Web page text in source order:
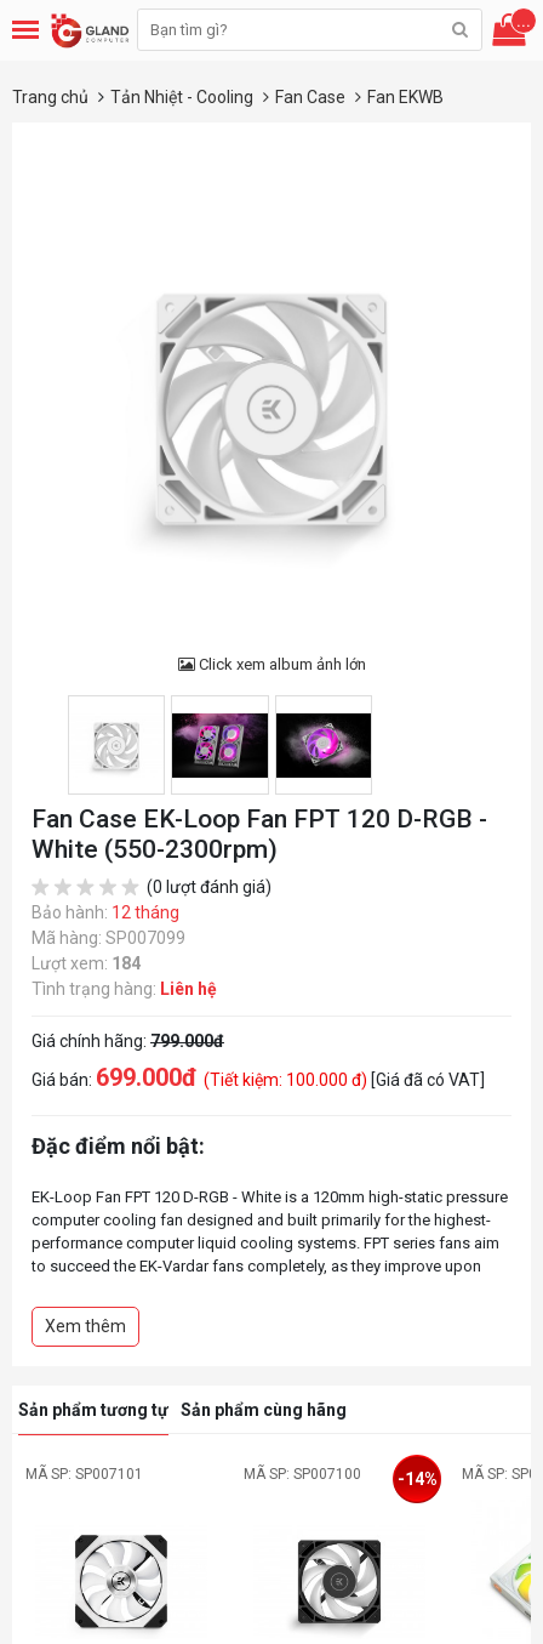
...
Trang chủ Tản Nhiệt - Cooling Fan Case Fan EKWB
Click xem album ảnh lớn
Fan Case EK-Loop Fan FPT 120 D-RGB -
White (550-2300rpm)
(0 lượt đánh giá)
Bảo hành: 12 tháng
Mã hàng: SP007099
Lượt xem: 184
Tình trạng hàng: Liên hệ
Giá chính hãng: 799.000đ
Giá bán: 699.000đ (Tiết kiệm: 100.000 đ) [Giá đã có VAT]
Đặc điểm nổi bật:
EK-Loop Fan FPT 120 D-RGB - White is a 120mm high-static pressure
computer cooling fan designed and built primarily for the highest-
performance computer liquid cooling systems. FPT series fans aim
to succeed the EK-Vardar fans completely, as they improve upon
performance. These fans feature an optimized and balanced
Xem thêm
Sản phẩm tương tự Sản phẩm cùng hãng
MÃ SP: SP007101 MÃ SP: SP007100 -14% MÃ SP: